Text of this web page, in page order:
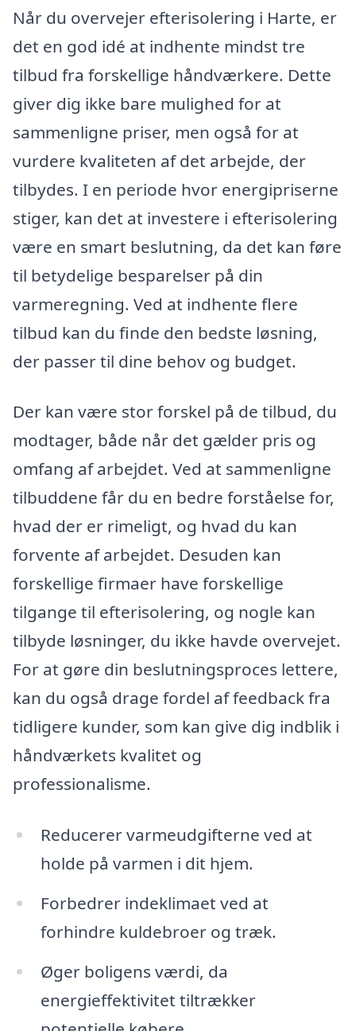
Når du overvejer efterisolering i Harte, er
det en god idé at indhente mindst tre
tilbud fra forskellige håndværkere. Dette
giver dig ikke bare mulighed for at
sammenligne priser, men også for at
vurdere kvaliteten af det arbejde, der
tilbydes. I en periode hvor energipriserne
stiger, kan det at investere i efterisolering
være en smart beslutning, da det kan føre
til betydelige besparelser på din
varmeregning. Ved at indhente flere
tilbud kan du finde den bedste løsning,
der passer til dine behov og budget.
Der kan være stor forskel på de tilbud, du
modtager, både når det gælder pris og
omfang af arbejdet. Ved at sammenligne
tilbuddene får du en bedre forståelse for,
hvad der er rimeligt, og hvad du kan
forvente af arbejdet. Desuden kan
forskellige firmaer have forskellige
tilgange til efterisolering, og nogle kan
tilbyde løsninger, du ikke havde overvejet.
For at gøre din beslutningsproces lettere,
kan du også drage fordel af feedback fra
tidligere kunder, som kan give dig indblik i
håndværkets kvalitet og
professionalisme.
Reducerer varmeudgifterne ved at
holde på varmen i dit hjem.
Forbedrer indeklimaet ved at
forhindre kuldebroer og træk.
Øger boligens værdi, da
energieffektivitet tiltrækker